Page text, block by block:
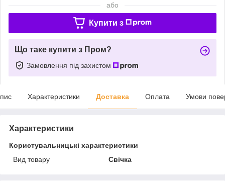
або
Купити з
Що таке купити з Пром?
Замовлення під захистом
Характеристики Доставка Оплата Умови
Характеристики
Користувальницькі характеристики
Вид товару
Свічка